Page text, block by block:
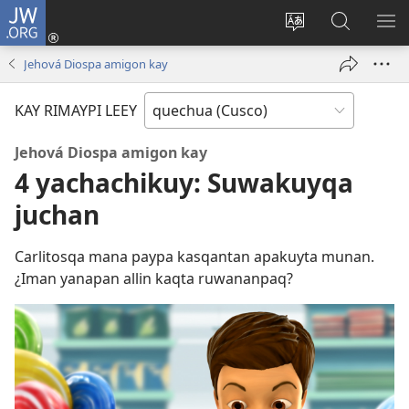
JW.ORG
Direccionpi
Sutiykiwan
jaykuy
nueva
JW.ORG
nisqapi
maskhay
Jehová Diospa amigon kay
KAY RIMAYPI LEEY
Jehová Diospa amigon kay
4 yachachikuy: Suwakuyqa
juchan
Carlitosqa mana paypa kasqantan apakuyta munan.
¿Iman yanapan allin kaqta ruwananpaq?